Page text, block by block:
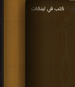
كتب في لينكات